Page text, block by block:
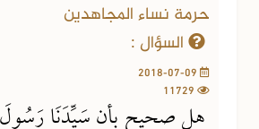
حرمة نساء المجاهدين
السؤال :
هل صحيح بأن سَيِّدَنَا رَسُولَ